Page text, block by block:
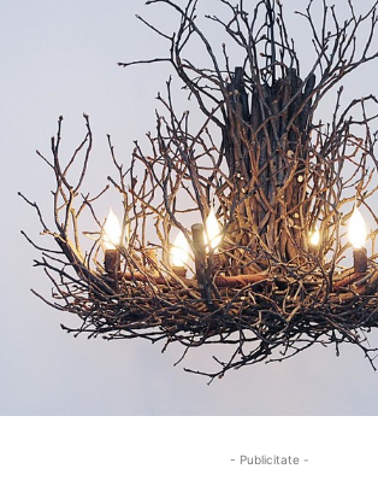
- Publicitate -